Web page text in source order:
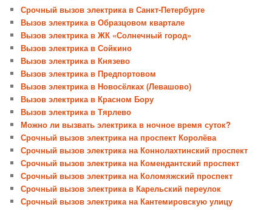
Срочный вызов электрика в Санкт-Петербурге
Вызов электрика в Образцовом квартале
Вызов электрика в ЖК «Солнечный город»
Вызов электрика в Сойкино
Вызов электрика в Князево
Вызов электрика в Предпортовом
Вызов электрика в Новосёлках (Левашово)
Вызов электрика в Красном Бору
Вызов электрика в Тярлево
Можно ли вызвать электрика в ночное время суток?
Срочный вызов электрика на проспект Королёва
Срочный вызов электрика на Коннолахтинский проспект
Срочный вызов электрика на Комендантский проспект
Срочный вызов электрика на Коломяжский проспект
Срочный вызов электрика в Карельский переулок
Срочный вызов электрика на Кантемировскую улицу